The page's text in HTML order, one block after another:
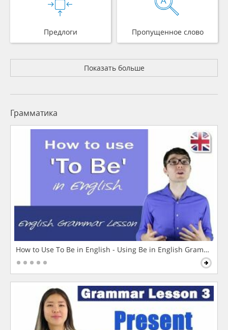
Предлоги Пропущенное слово
Показать больше
Грамматика
How to Use To Be in English - Using Be in English Grammar